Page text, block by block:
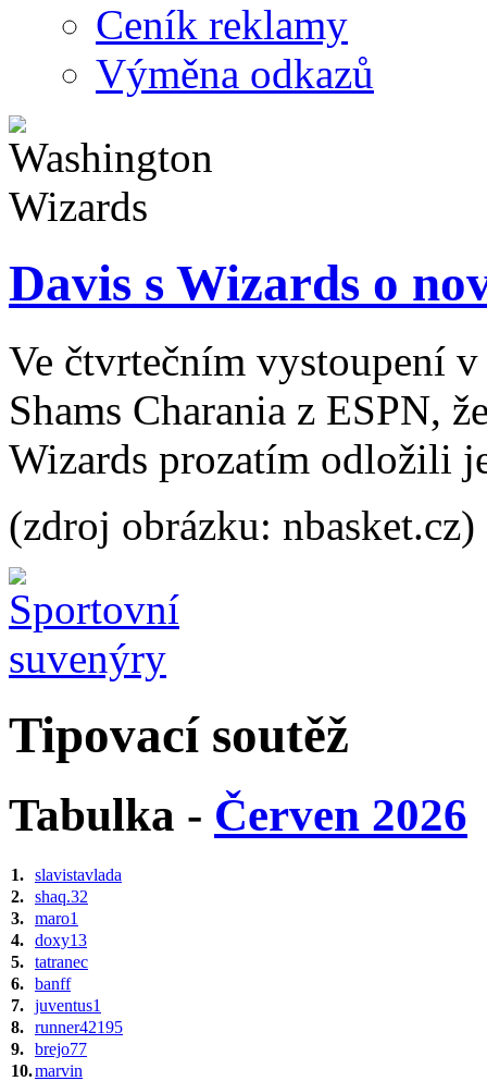
Ceník reklamy
Výměna odkazů
Davis s Wizards o
Ve čtvrtečním vystoupení
Shams Charania z ESPN,
Wizards prozatím odložili
(zdroj obrázku: nbasket.cz)
Tipovací soutěž
Tabulka - Červen 2026
1. slavistavlada
2. shaq.32
3. maro1
4. doxy13
5. tatranec
6. banff
7. juventus1
8. runner42195
9. brejo77
10.marvin